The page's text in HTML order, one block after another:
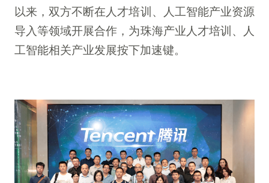
以来，双方不断在人才培训、人工智能产业资源
导入等领域开展合作，为珠海产业人才培训、人
工智能相关产业发展按下加速键。